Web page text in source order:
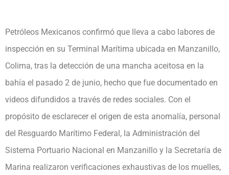
Petróleos Mexicanos confirmó que lleva a cabo labores de
inspección en su Terminal Marítima ubicada en Manzanillo,
Colima, tras la detección de una mancha aceitosa en la
bahía el pasado 2 de junio, hecho que fue documentado en
videos difundidos a través de redes sociales. Con el
propósito de esclarecer el origen de esta anomalía, personal
del Resguardo Marítimo Federal, la Administración del
Sistema Portuario Nacional en Manzanillo y la Secretaría de
Marina realizaron verificaciones exhaustivas de los muelles,